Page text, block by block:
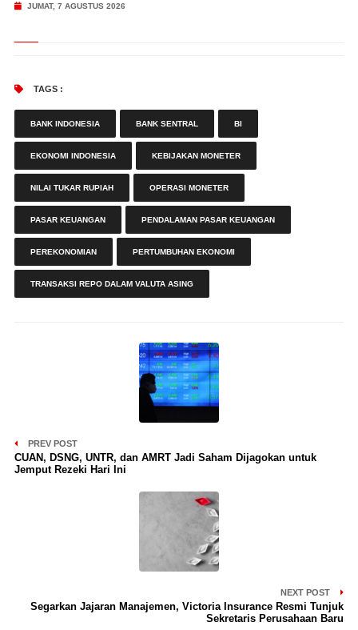
JUMAT, 7 AGUSTUS 2026
TAGS :
BANK INDONESIA BANK SENTRAL BI
EKONOMI INDONESIA KEBIJAKAN MONETER
NILAI TUKAR RUPIAH OPERASI MONETER
PASAR KEUANGAN PENDALAMAN PASAR KEUANGAN
PEREKONOMIAN PERTUMBUHAN EKONOMI
TRANSAKSI REPO DALAM VALUTA ASING
PREV POST
CUAN, DSNG, UNTR, dan AMRT Jadi Saham Dijagokan untuk
Jemput Rezeki Hari Ini
NEXT POST
Segarkan Jajaran Manajemen, Victoria Insurance Resmi Tunjuk
Sekretaris Perusahaan Baru